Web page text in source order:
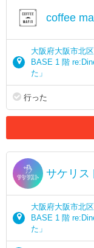
coffee
大阪府大阪市北
BASE 1 階
た」
行った
サケリス
大阪府大阪市北
BASE 1 階
た」